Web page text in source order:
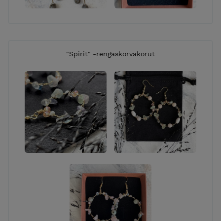
kylmämuotoilutekniikoiden puitteissa).
tekniikoitteni puitteissa (ei potretteja tai
tai akryylimaalaus. Teos voidaan tehdä esim.
paperille tai kankaalle. Mielelläni kuulen kaikenlaisia
toiveita ja hullumpiakin ideoita, katsotaan yhdessä
mihin päädytään! Halutessasi voin toteuttaa
maalauksen myös hyvin intuitiivisesti sinun
energiaasi tai toivomaasi tunnelmaa näkyväksi
maalaten. Ennakkomaksu 1/3 teoksen hinnasta.
Maalaan myös erilaisia taidetekstiileitä esim. t-
paitoja, farkkuja tai vaikka sisustustekstiileitä. Ota
yhteyttä niin suunnitellaan sinulle oma
persoonallinen luomus! Tähän käy erinomaisesti
hyväkuntoiset kirppislöydöt ja toki uudetkin
"Spirit" -rengaskorvakorut